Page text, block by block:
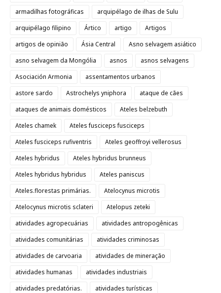
armadilhas fotográficas
arquipélago de ilhas de Sulu
arquipélago filipino
Ártico artigo
Artigos
artigos de opinião
Ásia Central
Asno selvagem asiático
asno selvagem da Mongólia
asnos
asnos selvagens
Asociación Armonia
assentamentos urbanos
astore sardo
Astrochelys yniphora
ataque de cães
ataques de animais domésticos
Ateles belzebuth
Ateles chamek
Ateles fusciceps fusciceps
Ateles fusciceps rufiventris
Ateles geoffroyi vellerosus
Ateles hybridus
Ateles hybridus brunneus
Ateles hybridus hybridus
Ateles paniscus
Ateles.florestas primárias.
Atelocynus microtis
Atelocynus microtis sclateri
Atelopus zeteki
atividades agropecuárias
atividades antropogênicas
atividades comunitárias
atividades criminosas
atividades de carvoaria
atividades de mineração
atividades humanas
atividades industriais
atividades predatórias.
atividades turísticas